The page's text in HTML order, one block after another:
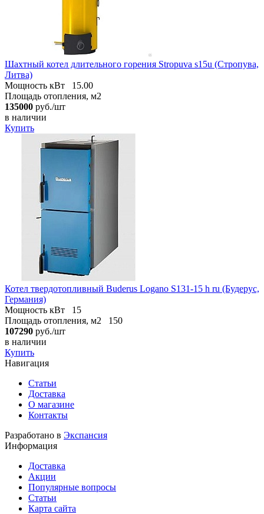
Шахтный котел длительного горения Stropuva s15u (Стропува,
Литва)
Мощность кВт
15.00
Площадь отопления, м2
135000 руб./шт
в наличии
Купить
Котел твердотопливный Buderus Logano S131-15 h ru (Будерус,
Германия)
Мощность кВт
15
Площадь отопления, м2
150
107290 руб./шт
в наличии
Купить
Навигация
Статьи
Доставка
О магазине
Контакты
Разработано в Экспансия
Информация
Доставка
Акции
Популярные вопросы
Статьи
Карта сайта